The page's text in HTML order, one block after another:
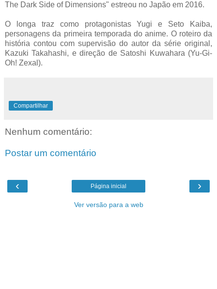
The Dark Side of Dimensions" estreou no Japão em 2016.
O longa traz como protagonistas Yugi e Seto Kaiba,
personagens da primeira temporada do anime. O roteiro da
história contou com supervisão do autor da série original,
Kazuki Takahashi, e direção de Satoshi Kuwahara (Yu-Gi-
Oh! Zexal).
Compartilhar
Nenhum comentário:
Postar um comentário
‹ ›
Página inicial
Ver versão para a web